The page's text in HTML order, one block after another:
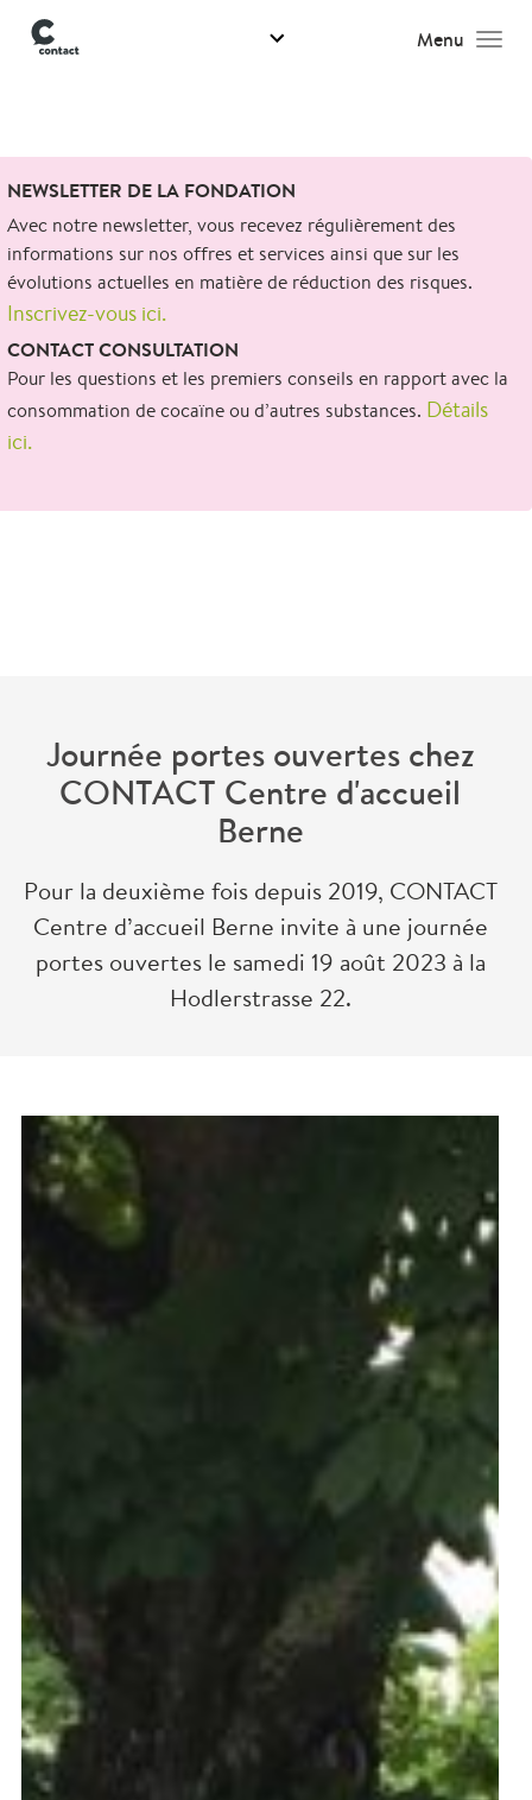
Menu
for:
NEWSLETTER DE LA FONDATION
Avec notre newsletter, vous recevez régulièrement des
informations sur nos offres et services ainsi que sur les
évolutions actuelles en matière de réduction des risques.
Inscrivez-vous ici.
CONTACT CONSULTATION
Pour les questions et les premiers conseils en rapport avec la
consommation de cocaïne ou d’autres substances. Détails
ici.
Journée portes ouvertes chez
CONTACT Centre d'accueil
Berne
Pour la deuxième fois depuis 2019, CONTACT
Centre d’accueil Berne invite à une journée
portes ouvertes le samedi 19 août 2023 à la
Hodlerstrasse 22.